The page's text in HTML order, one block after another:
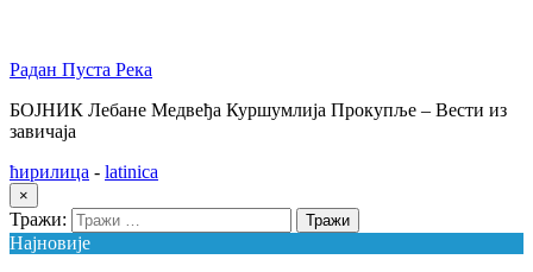
Радан Пуста Река
БОЈНИК Лебане Медвеђа Куршумлија Прокупље – Вести из
завичаја
ћирилица - latinica
×
Тражи:
Најновије